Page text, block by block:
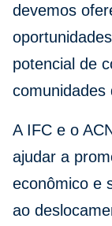
devemos
potencial de
comunidades
A IFC e o
ajudar a
econômico e
ao